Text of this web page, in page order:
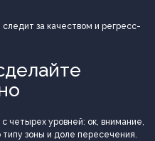
за качеством и регресс-
уровней: ок, внимание,
зоны и доле пересечения.